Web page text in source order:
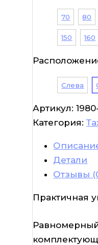
70 80
150 160
Слева
Артикул:
Категория:
Детали
Отзывы
Практичная